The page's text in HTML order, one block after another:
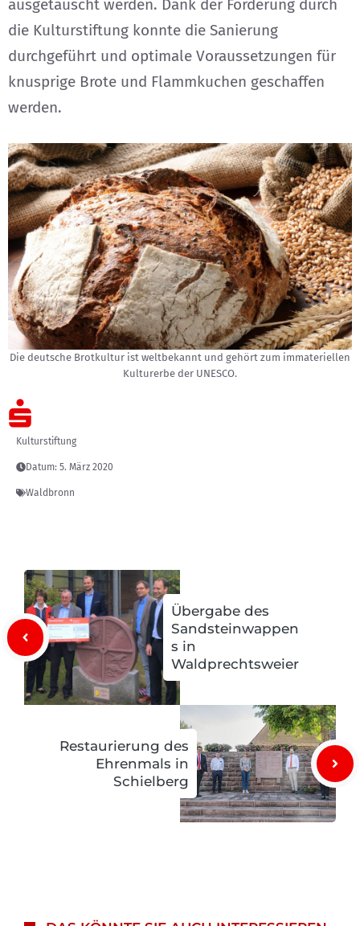
ausgetauscht werden. Dank der Förderung durch
die Kulturstiftung konnte die Sanierung
durchgeführt und optimale Voraussetzungen für
knusprige Brote und Flammkuchen geschaffen
werden.
Die deutsche Brotkultur ist weltbekannt und gehört zum immateriellen
Kulturerbe der UNESCO.
Kulturstiftung
Datum: 5. März 2020
Waldbronn
Übergabe des
Sandsteinwappen
s in
Waldprechtsweier
Restaurierung des
Ehrenmals in
Schielberg